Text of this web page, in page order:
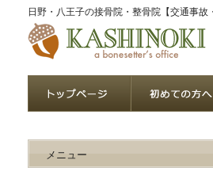
日野・八王子の接骨院・整骨院【交通事
メニュー